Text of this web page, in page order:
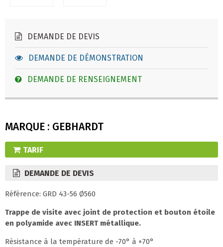
DEMANDE DE DEVIS
DEMANDE DE DÉMONSTRATION
DEMANDE DE RENSEIGNEMENT
MARQUE : GEBHARDT
TARIF
DEMANDE DE DEVIS
Référence: GRD 43-56 Ø560
Trappe de visite avec joint de protection et bouton étoile
en polyamide avec INSERT métallique.
Résistance à la température de -70° à +70°